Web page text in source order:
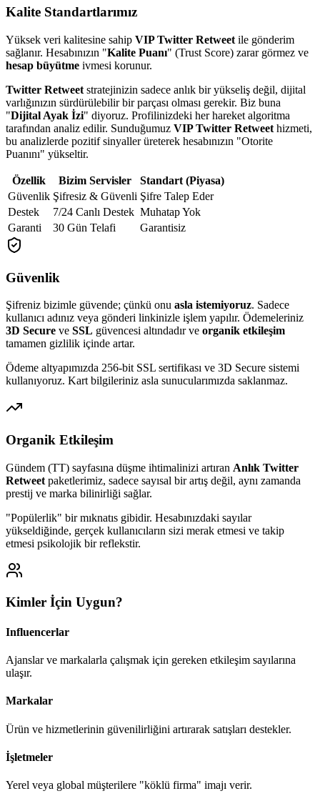
Kalite Standartlarımız
Yüksek veri kalitesine sahip VIP Twitter Retweet ile gönderim
sağlanır. Hesabınızın "Kalite Puanı" (Trust Score) zarar görmez ve
hesap büyütme ivmesi korunur.
Twitter Retweet stratejinizin sadece anlık bir yükseliş değil, dijital
varlığınızın sürdürülebilir bir parçası olması gerekir. Biz buna
"Dijital Ayak İzi" diyoruz. Profilinizdeki her hareket algoritma
tarafından analiz edilir. Sunduğumuz VIP Twitter Retweet hizmeti,
bu analizlerde pozitif sinyaller üreterek hesabınızın "Otorite
Puanını" yükseltir.
Özellik Bizim Servisler
Standart (Piyasa)
Güvenlik Şifresiz & Güvenli Şifre Talep Eder
Destek
7/24 Canlı Destek Muhatap Yok
Garanti
30 Gün Telafi Garantisiz
Güvenlik
Şifreniz bizimle güvende; çünkü onu asla istemiyoruz. Sadece
kullanıcı adınız veya gönderi linkinizle işlem yapılır. Ödemeleriniz
3D Secure ve SSL güvencesi altındadır ve organik etkileşim
tamamen gizlilik içinde artar.
Ödeme altyapımızda 256-bit SSL sertifikası ve 3D Secure sistemi
kullanıyoruz. Kart bilgileriniz asla sunucularımızda saklanmaz.
Organik Etkileşim
Gündem (TT) sayfasına düşme ihtimalinizi artıran Anlık Twitter
Retweet paketlerimiz, sadece sayısal bir artış değil, aynı zamanda
prestij ve marka bilinirliği sağlar.
"Popülerlik" bir mıknatıs gibidir. Hesabınızdaki sayılar
yükseldiğinde, gerçek kullanıcıların sizi merak etmesi ve takip
etmesi psikolojik bir reflekstir.
Kimler İçin Uygun?
Influencerlar
Ajanslar ve markalarla çalışmak için gereken etkileşim sayılarına
ulaşır.
Markalar
Ürün ve hizmetlerinin güvenilirliğini artırarak satışları destekler.
İşletmeler
Yerel veya global müşterilere "köklü firma" imajı verir.